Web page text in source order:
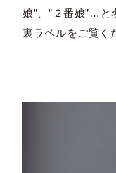
娘”、”２番娘”…
裏ラベルをご覧く